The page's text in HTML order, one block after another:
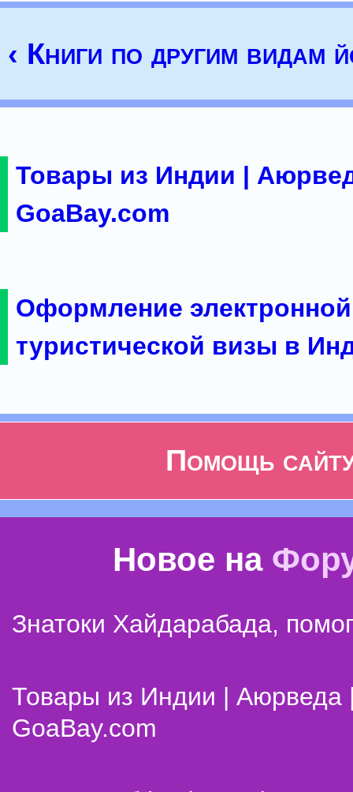
‹ Книги по другим видам
Товары из Индии |
GoaBay.com
Оформление электронной
туристической визы в
Помощь
Новое на
Знатоки Хайдарабада,
Товары из Индии | Аюрведа
GoaBay.com